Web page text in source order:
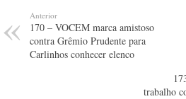
Anterior
170 – VOCEM marca amistoso
contra Grêmio Prudente para
Carlinhos conhecer elenco
trabalho